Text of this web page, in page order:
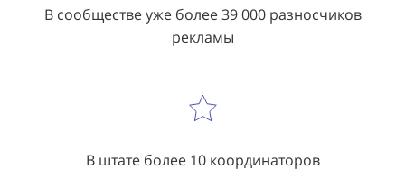
В сообществе уже более 39 000 разносчиков
рекламы
В штате более 10 координаторов